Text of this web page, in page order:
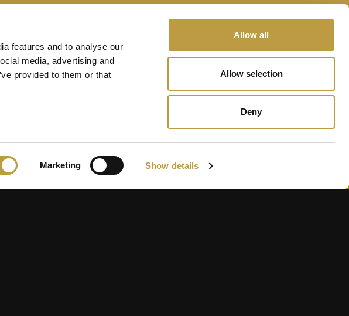
features and to analyse our
media, advertising and
provided to them or that
Marketing Show details
Allow all
Allow selection
Deny